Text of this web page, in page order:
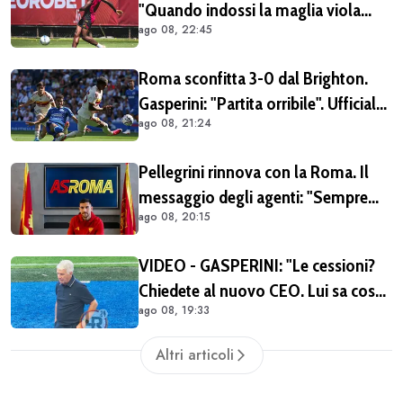
"Quando indossi la maglia viola
diventi parte della famiglia. Era
VIDEO)
ago 08, 22:45
Roma sconfitta 3-0 dal Brighton.
Gasperini: "Partita orribile". Ufficiale
il rinnovo di Pellegrini
ago 08, 21:24
Pellegrini rinnova con la Roma. Il
messaggio degli agenti: "Sempre
orgogliosi di essere al tuo fianco"
ago 08, 20:15
VIDEO - GASPERINI: "Le cessioni?
Chiedete al nuovo CEO. Lui sa cosa
può fare la Roma"
ago 08, 19:33
Altri articoli